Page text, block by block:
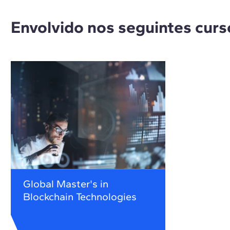
Envolvido nos seguintes
Global Master's in
Blockchain Technologies